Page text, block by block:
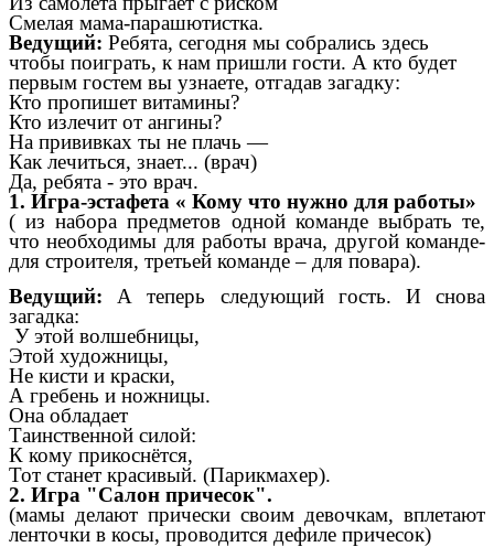
Смелая мама-парашютистка.
Ведущий: Ребята, сегодня мы собрались здесь
чтобы поиграть, к нам пришли гости. А кто будет
первым гостем вы узнаете, отгадав загадку:
Кто пропишет витамины?
Кто излечит от ангины?
На прививках ты не плачь —
Как лечиться, знает... (врач)
Да, ребята - это врач.
1. Игра-эстафета « Кому что нужно для работы»
( из набора предметов одной команде выбрать те,
что необходимы для работы врача, другой команде-
для строителя, третьей команде – для повара).
Ведущий: А теперь следующий гость. И снова
загадка:
У этой волшебницы,
Этой художницы,
Не кисти и краски,
А гребень и ножницы.
Она обладает
Таинственной силой:
К кому прикоснётся,
Тот станет красивый. (Парикмахер).
2. Игра "Салон причесок".
(мамы делают прически своим девочкам, вплетают
ленточки в косы, проводится дефиле причесок)